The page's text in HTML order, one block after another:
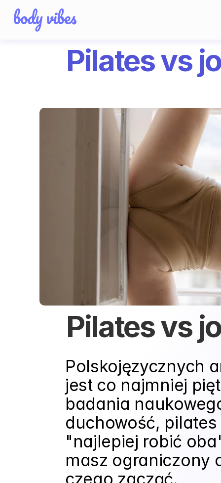
Pilates vs
Pilates vs
Polskojęzycznych
jest co najmniej
badania
duchowość,
"najlepiej robić
masz ograniczony
czego zacząć.